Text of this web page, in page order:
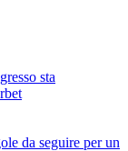
sta
da seguire per un